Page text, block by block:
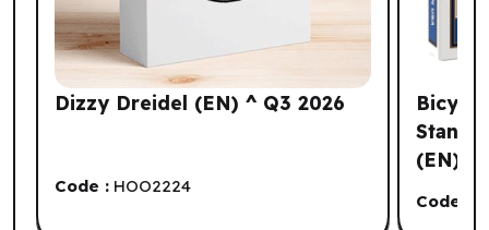
Dizzy Dreidel (EN) ^ Q3 2026
Code : HOO2224
(EN)
Code :